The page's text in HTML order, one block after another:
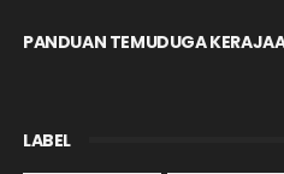
PANDUAN TEMUDUGA
LABEL